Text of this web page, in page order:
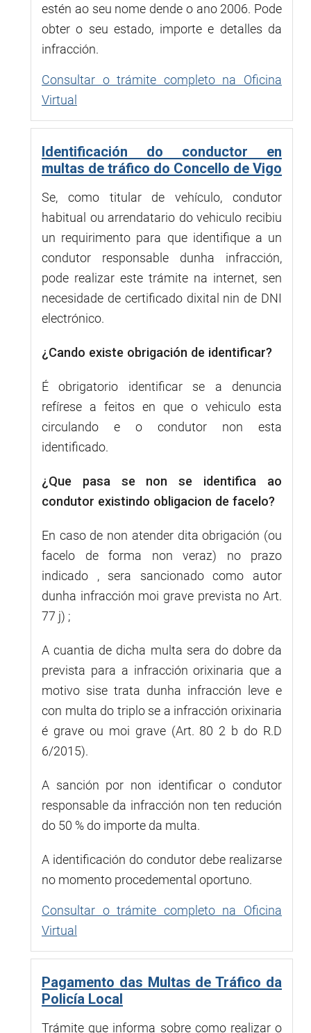
estén ao seu nome dende o ano 2006. Pode
obter o seu estado, importe e detalles da
infracción.
Consultar o trámite completo na Oficina
Virtual
Identificación do conductor en
multas de tráfico do Concello de Vigo
Se, como titular de vehículo, condutor
habitual ou arrendatario do vehiculo recibiu
un requirimento para que identifique a un
condutor responsable dunha infracción,
pode realizar este trámite na internet, sen
necesidade de certificado dixital nin de DNI
electrónico.
¿Cando existe obrigación de identificar?
É obrigatorio identificar se a denuncia
refírese a feitos en que o vehiculo esta
circulando e o condutor non esta
identificado.
¿Que pasa se non se identifica ao
condutor existindo obligacion de facelo?
En caso de non atender dita obrigación (ou
facelo de forma non veraz) no prazo
indicado , sera sancionado como autor
dunha infracción moi grave prevista no Art.
77 j) ;
A cuantia de dicha multa sera do dobre da
prevista para a infracción orixinaria que a
motivo sise trata dunha infracción leve e
con multa do triplo se a infracción orixinaria
é grave ou moi grave (Art. 80 2 b do R.D
6/2015).
A sanción por non identificar o condutor
responsable da infracción non ten redución
do 50 % do importe da multa.
A identificación do condutor debe realizarse
no momento procedemental oportuno.
Consultar o trámite completo na Oficina
Virtual
Pagamento das Multas de Tráfico da
Policía Local
Trámite que informa sobre como realizar o